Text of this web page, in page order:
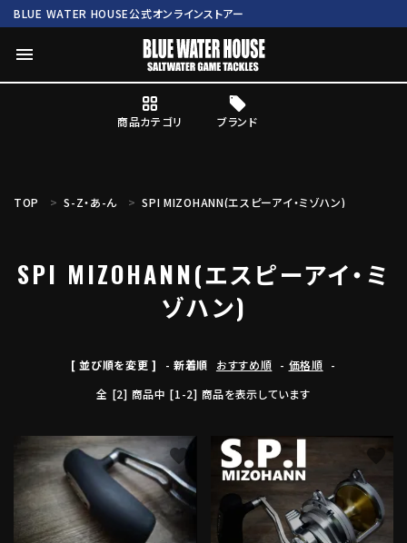
BLUE WATER HOUSE公式オンラインストアー
menu
商品カテゴリ ブランド
Mc works BWH ORIGINAL ITEM ROD
TOP S-Z・あ-ん SPI MIZOHANN(エスピーアイ・ミゾハン)
SPI MIZOHANN(エスピーアイ・ミ
ゾハン)
[ 並び順を変更 ] -新着順 おすすめ順 - 価格順 -
全 [2] 商品中 [1-2] 商品を表示しています
favorite favorite